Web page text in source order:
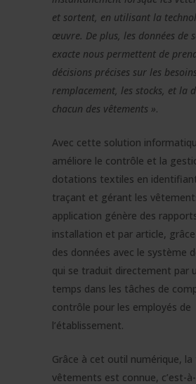
et sortent, en utilisant la
œuvre. De plus, les données de
exacte nous permettent de
décisions précises sur les
remplacement, les stocks, et la
chacun des vêtements ».
Avec cette solution
améliore le contrôle et la
dotations textiles en
traçant et gérant les
application génère des
installation et par article,
des données avec le système
qui se traduit directement par
temps dans les tâches de
contrôle pour les employés de
l’établissement.
Grâce à cet outil numérique,
vêtements est connue, c’est-